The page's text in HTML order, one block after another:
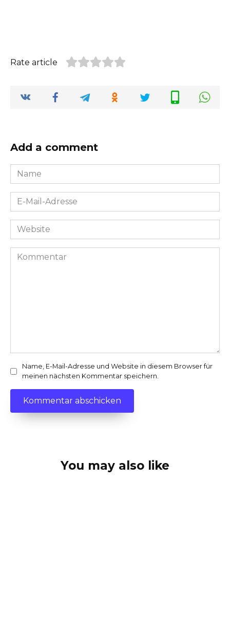
Rate article
Add a comment
Name
*
E-
Mail-
Adresse
Website
Kommentar
Name, E-Mail-Adresse und Website in diesem Browser für
meinen nächsten Kommentar speichern.
You may also like